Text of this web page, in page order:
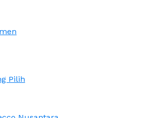
Pilih